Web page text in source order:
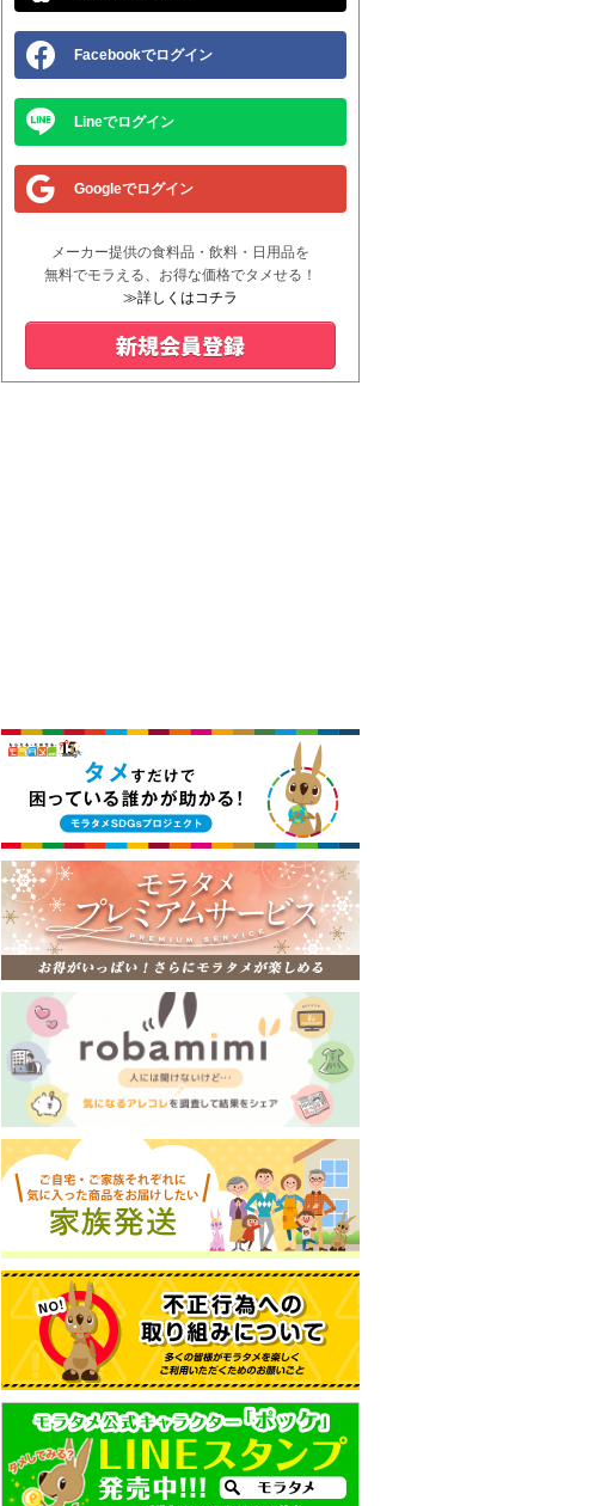
Facebookでログイン
Lineでログイン
Googleでログイン
メーカー提供の食料品・飲料・日用品を
無料でモラえる、お得な価格でタメせる！
≫詳しくはコチラ